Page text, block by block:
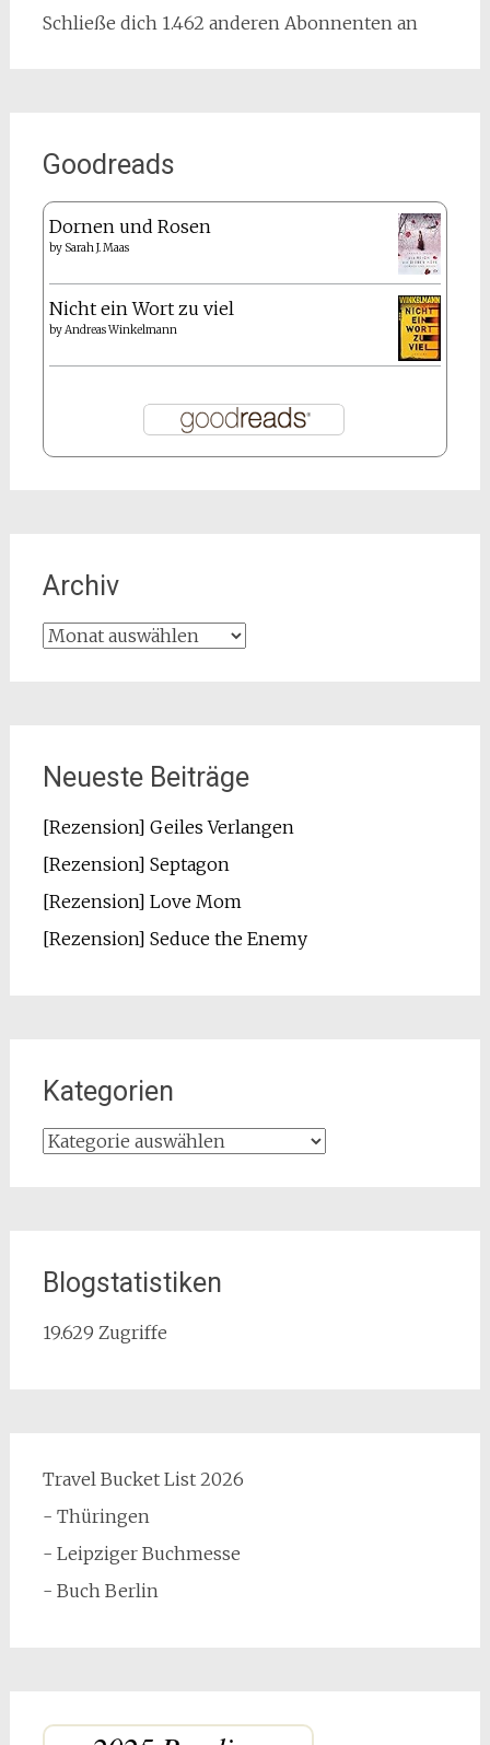
Schließe dich 1.462 anderen Abonnenten an
Goodreads
Dornen und Rosen
by Sarah J. Maas
Nicht ein Wort zu viel
byAndreas Winkelmann
Archiv
Archiv
Neueste Beiträge
[Rezension] Geiles Verlangen
[Rezension] Septagon
[Rezension] Love Mom
[Rezension] Seduce the Enemy
Kategorien
Kategorien
Blogstatistiken
19.629 Zugriffe
Travel Bucket List 2026
- Thüringen
- Leipziger Buchmesse
- Buch Berlin